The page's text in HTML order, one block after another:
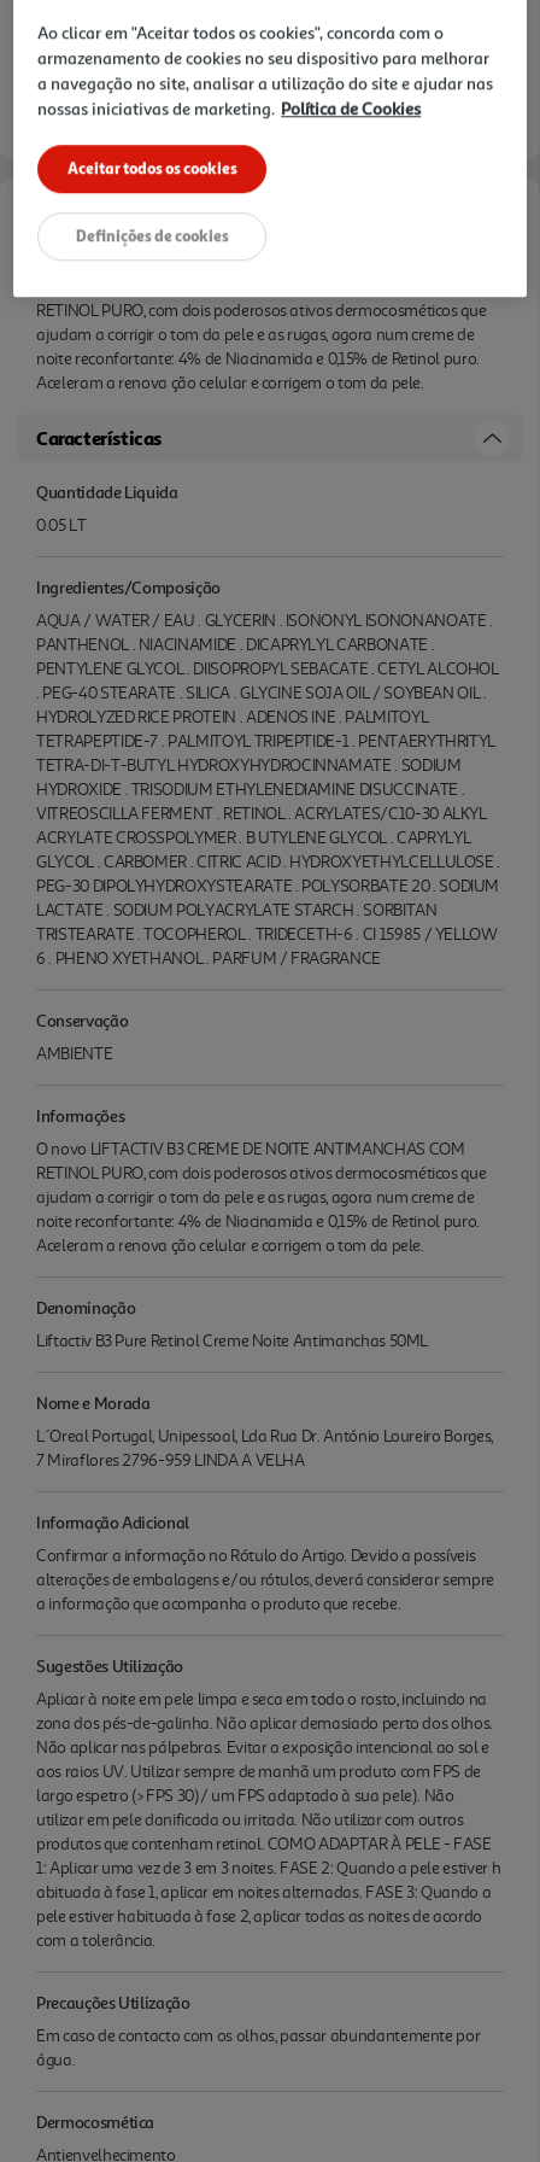
Informações de Marketing
RETINOL PURO, com dois poderosos ativos dermocosméticos que
ajudam a corrigir o tom da pele e as rugas, agora num creme de
noite reconfortante: 4% de Niacinamida e 0,15% de Retinol puro.
Aceleram a renova ção celular e corrigem o tom da pele.
Características
Quantidade Liquida
0.05 LT
Ingredientes/Composição
AQUA / WATER / EAU . GLYCERIN . ISONONYL ISONONANOATE .
PANTHENOL . NIACINAMIDE . DICAPRYLYL CARBONATE .
PENTYLENE GLYCOL . DIISOPROPYL SEBACATE . CETYL ALCOHOL
. PEG-40 STEARATE . SILICA . GLYCINE SOJA OIL / SOYBEAN OIL .
HYDROLYZED RICE PROTEIN . ADENOS INE . PALMITOYL
TETRAPEPTIDE-7 . PALMITOYL TRIPEPTIDE-1 . PENTAERYTHRITYL
TETRA-DI-T-BUTYL HYDROXYHYDROCINNAMATE . SODIUM
HYDROXIDE . TRISODIUM ETHYLENEDIAMINE DISUCCINATE .
VITREOSCILLA FERMENT . RETINOL . ACRYLATES/C10-30 ALKYL
ACRYLATE CROSSPOLYMER . B UTYLENE GLYCOL . CAPRYLYL
GLYCOL . CARBOMER . CITRIC ACID . HYDROXYETHYLCELLULOSE .
PEG-30 DIPOLYHYDROXYSTEARATE . POLYSORBATE 20 . SODIUM
LACTATE . SODIUM POLYACRYLATE STARCH . SORBITAN
TRISTEARATE . TOCOPHEROL . TRIDECETH-6 . CI 15985 / YELLOW
6 . PHENO XYETHANOL . PARFUM / FRAGRANCE
Conservação
AMBIENTE
Informações
O novo LIFTACTIV B3 CREME DE NOITE ANTIMANCHAS COM
RETINOL PURO, com dois poderosos ativos dermocosméticos que
ajudam a corrigir o tom da pele e as rugas, agora num creme de
noite reconfortante: 4% de Niacinamida e 0,15% de Retinol puro.
Aceleram a renova ção celular e corrigem o tom da pele.
Denominação
Liftactiv B3 Pure Retinol Creme Noite Antimanchas 50ML
Nome e Morada
L´Oreal Portugal, Unipessoal, Lda Rua Dr. António Loureiro Borges,
7 Miraflores 2796-959 LINDA A VELHA
Informação Adicional
Confirmar a informação no Rótulo do Artigo. Devido a possíveis
alterações de embalagens e/ou rótulos, deverá considerar sempre
a informação que acompanha o produto que recebe.
Sugestões Utilização
Aplicar à noite em pele limpa e seca em todo o rosto, incluindo na
zona dos pés-de-galinha. Não aplicar demasiado perto dos olhos.
Não aplicar nas pálpebras. Evitar a exposição intencional ao sol e
aos raios UV. Utilizar sempre de manhã um produto com FPS de
largo espetro (> FPS 30)/ um FPS adaptado à sua pele). Não
utilizar em pele danificada ou irritada. Não utilizar com outros
produtos que contenham retinol. COMO ADAPTAR À PELE - FASE
1: Aplicar uma vez de 3 em 3 noites. FASE 2: Quando a pele estiver h
abituada à fase 1, aplicar em noites alternadas. FASE 3: Quando a
pele estiver habituada à fase 2, aplicar todas as noites de acordo
com a tolerância.
Precauções Utilização
Em caso de contacto com os olhos, passar abundantemente por
água.
Dermocosmética
Antienvelhecimento
Ao clicar em "Aceitar todos os cookies", concorda com o
armazenamento de cookies no seu dispositivo para melhorar
a navegação no site, analisar a utilização do site e ajudar nas
nossas iniciativas de marketing. Política de Cookies
Aceitar todos os cookies
Definições de cookies